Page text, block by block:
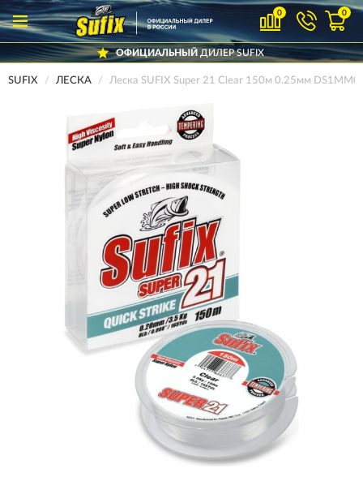
0 0
ОФИЦИАЛЬНЫЙ ДИЛЕР SUFIX
SUFIX ЛЕСКА Леска SUFIX Super 21 Clear 150м 0.25мм